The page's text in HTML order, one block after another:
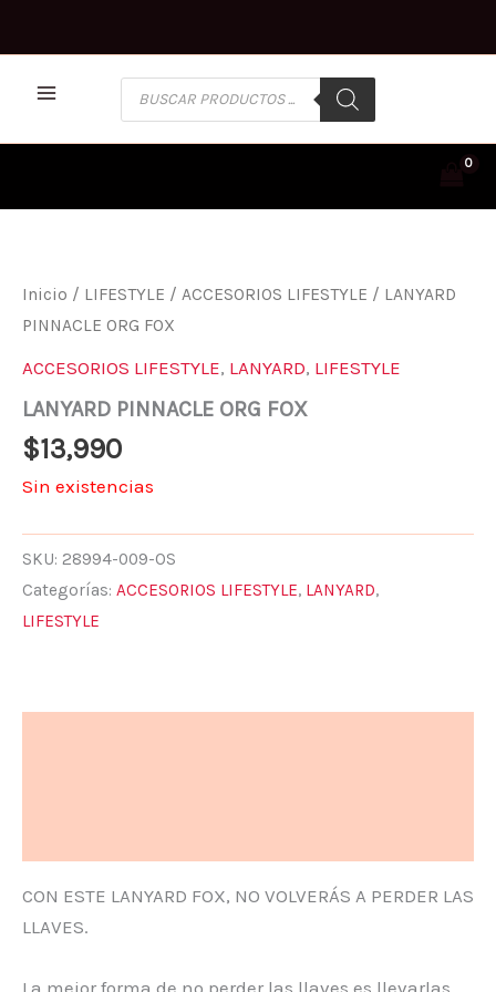
Inicio / LIFESTYLE / ACCESORIOS LIFESTYLE / LANYARD
PINNACLE ORG FOX
ACCESORIOS LIFESTYLE, LANYARD, LIFESTYLE
LANYARD PINNACLE ORG FOX
$13,990
Sin existencias
SKU: 28994-009-OS
Categorías: ACCESORIOS LIFESTYLE, LANYARD,
LIFESTYLE
CON ESTE LANYARD FOX, NO VOLVERÁS A PERDER LAS
LLAVES.